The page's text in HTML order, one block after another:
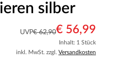
silber
UVP€ 62,90€ 56,99
Inhalt: 1 Stück
inkl. MwSt. zzgl. Versandkosten